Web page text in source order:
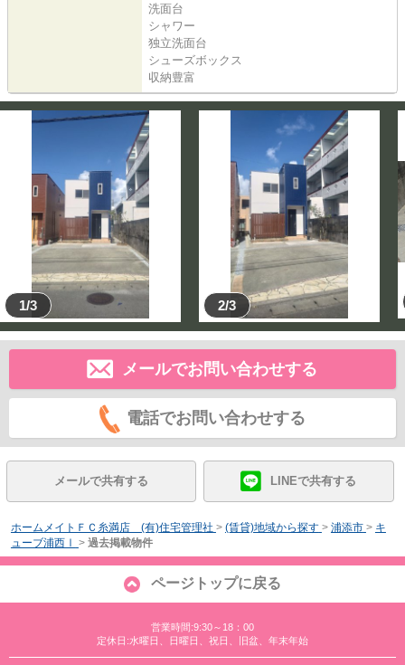
洗面台
シャワー
独立洗面台
シューズボックス
収納豊富
1/3 2/3
メールでお問い合わせする
電話でお問い合わせする
メールで共有する LINEで共有する
ホームメイトＦＣ糸満店 (有)住宅管理社 > (賃貸)地域から探す > 浦添市 > キ
ューブ浦西Ⅰ > 過去掲載物件
ページトップに戻る
営業時間:9:30～18：00
定休日:水曜日、日曜日、祝日、旧盆、年末年始